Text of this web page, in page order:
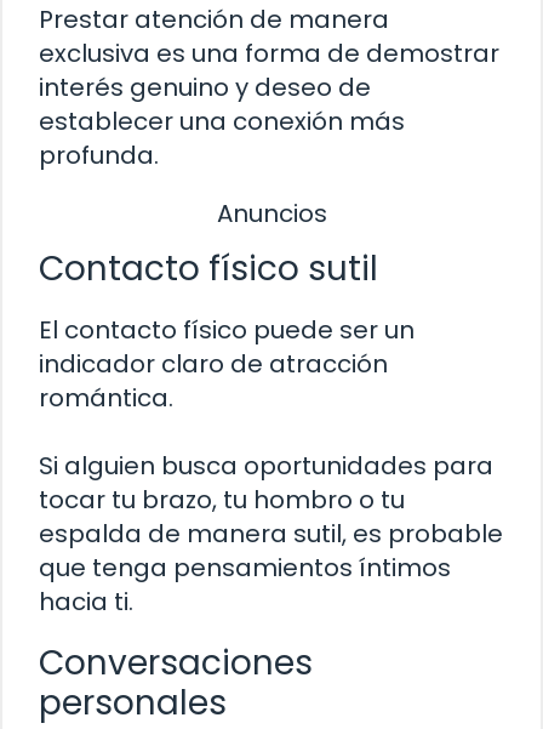
Prestar atención de manera
exclusiva es una forma de demostrar
interés genuino y deseo de
establecer una conexión más
profunda.
Anuncios
Contacto físico sutil
El contacto físico puede ser un
indicador claro de atracción
romántica.
Si alguien busca oportunidades para
tocar tu brazo, tu hombro o tu
espalda de manera sutil, es probable
que tenga pensamientos íntimos
hacia ti.
Conversaciones
personales